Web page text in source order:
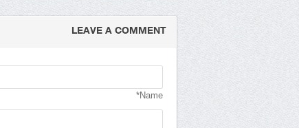
LEAVE A COMMENT
Name*